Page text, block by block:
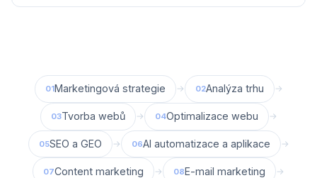
01Marketingová strategie → 02Analýza trhu →
03Tvorba webů → 04Optimalizace webu →
05SEO a GEO → 06AI automatizace a aplikace →
07Content marketing → 08E-mail marketing →